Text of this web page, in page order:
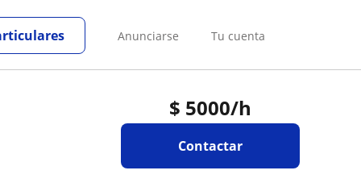
Anunciarse Tu cuenta
$ 5000/h
Contactar